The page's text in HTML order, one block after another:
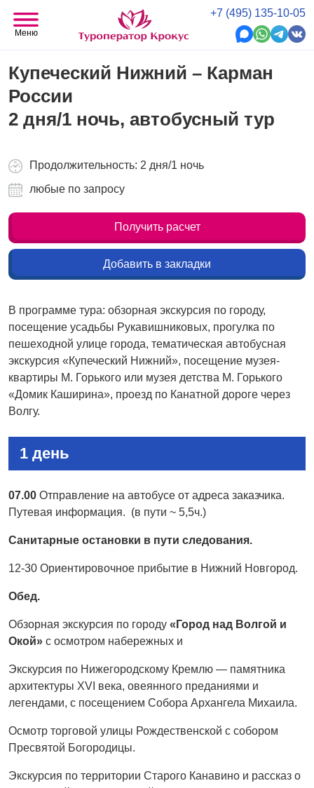
+7 (495) 135-10-05
Меню
Купеческий Нижний – Карман
России
2 дня/1 ночь, автобусный тур
Продолжительность: 2 дня/1 ночь
любые по запросу
Получить расчет
Добавить в закладки
В программе тура: обзорная экскурсия по городу,
посещение усадьбы Рукавишниковых, прогулка по
пешеходной улице города, тематическая автобусная
экскурсия «Купеческий Нижний», посещение музея-
квартиры М. Горького или музея детства М. Горького
«Домик Каширина», проезд по Канатной дороге через
Волгу.
1 день
07.00 Отправление на автобусе от адреса заказчика.
Путевая информация. (в пути ~ 5,5ч.)
Санитарные остановки в пути следования.
12-30 Ориентировочное прибытие в Нижний Новгород.
Обед.
Обзорная экскурсия по городу «Город над Волгой и
Окой» с осмотром набережных и
Экскурсия по Нижегородскому Кремлю — памятника
архитектуры XVI века, овеянного преданиями и
легендами, с посещением Собора Архангела Михаила.
Осмотр торговой улицы Рождественской с собором
Пресвятой Богородицы.
Экскурсия по территории Старого Канавино и рассказ о